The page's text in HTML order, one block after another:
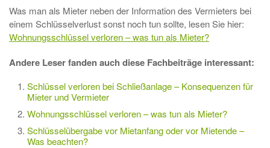
Was man als Mieter neben der Information des Vermieters bei
einem Schlüsselverlust sonst noch tun sollte, lesen Sie hier:
Wohnungsschlüssel verloren – was tun als Mieter?
Andere Leser fanden auch diese Fachbeiträge interessant:
Schlüssel verloren bei Schließanlage – Konsequenzen für
Mieter und Vermieter
Wohnungsschlüssel verloren – was tun als Mieter?
Schlüsselübergabe vor Mietanfang oder vor Mietende –
Was beachten?